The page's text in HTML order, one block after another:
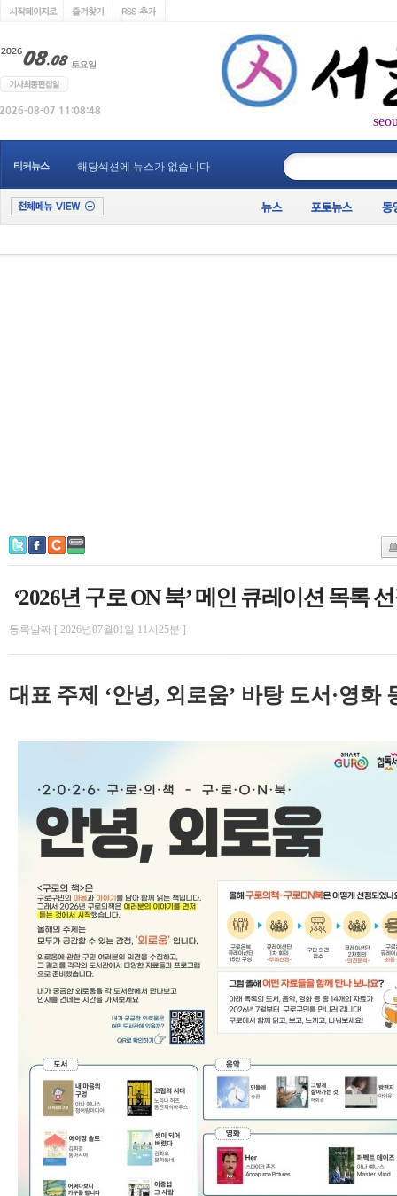
티커뉴스 해당섹션에 뉴스가 없습니다
‘2026년 구로 ON 북’ 메인 큐레이션 목록
등록날짜 [ 2026년07월01일 11시25분 ]
대표 주제 ‘안녕, 외로움’ 바탕 도서·영화